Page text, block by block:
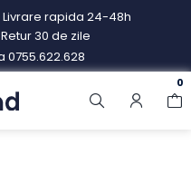
Livrare rapida 24-48h
Retur 30 de zile
0755.622.628
0